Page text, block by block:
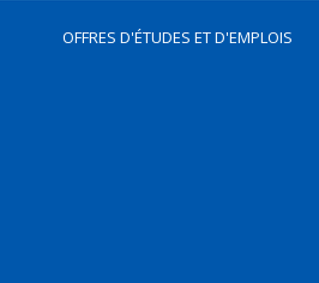
OFFRES D'ÉTUDES ET D'EMPLOIS